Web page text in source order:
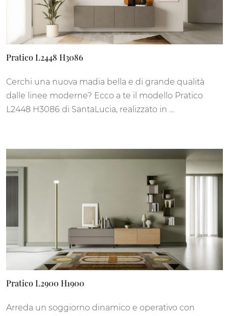
Pratico L2448 H3086
Cerchi una nuova madia bella e di grande qualità
dalle linee moderne? Ecco a te il modello Pratico
L2448 H3086 di SantaLucia, realizzato in ...
Pratico L2900 H1900
Arreda un soggiorno dinamico e operativo con